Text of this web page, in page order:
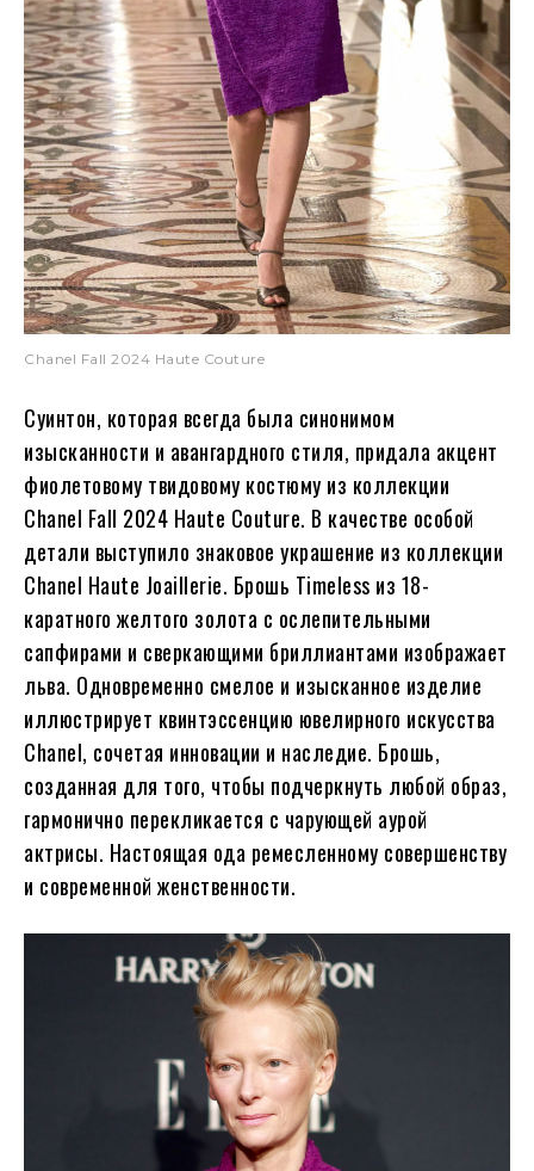
Chanel Fall 2024 Haute Couture
Суинтон, которая всегда была синонимом
изысканности и авангардного стиля, придала акцент
фиолетовому твидовому костюму из коллекции
Chanel Fall 2024 Haute Couture. В качестве особой
детали выступило знаковое украшение из коллекции
Chanel Haute Joaillerie. Брошь Timeless из 18-
каратного желтого золота с ослепительными
сапфирами и сверкающими бриллиантами изображает
льва. Одновременно смелое и изысканное изделие
иллюстрирует квинтэссенцию ювелирного искусства
Chanel, сочетая инновации и наследие. Брошь,
созданная для того, чтобы подчеркнуть любой образ,
гармонично перекликается с чарующей аурой
актрисы. Настоящая ода ремесленному совершенству
и современной женственности.